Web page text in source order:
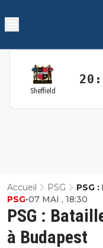
Sheffield
Accueil PSG
PSG
PSG :
à Budapest
PSG•07 MAI , 18:30